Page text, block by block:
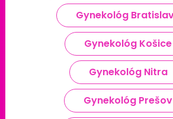
Gynekológ
Gynekológ Košice
Gynekológ Nitra
Gynekológ Prešov